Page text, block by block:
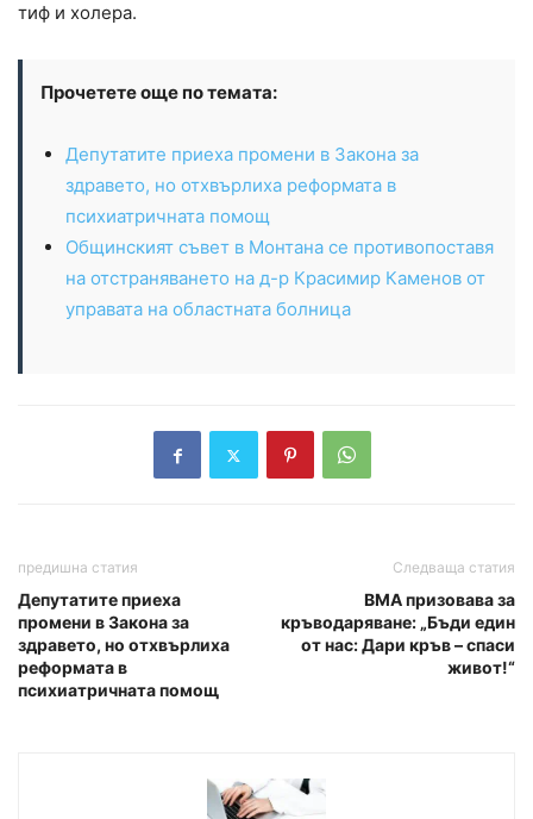
тиф и холера.
Прочетете още по темата:
Депутатите приеха промени в Закона за
здравето, но отхвърлиха реформата в
психиатричната помощ
Общинският съвет в Монтана се противопоставя
на отстраняването на д-р Красимир Каменов от
управата на областната болница
предишна статия
Депутатите приеха
промени в Закона за
здравето, но отхвърлиха
реформата в
психиатричната помощ
Следваща статия
ВМА призовава за
кръводаряване: „Бъди един
от нас: Дари кръв – спаси
живот!“